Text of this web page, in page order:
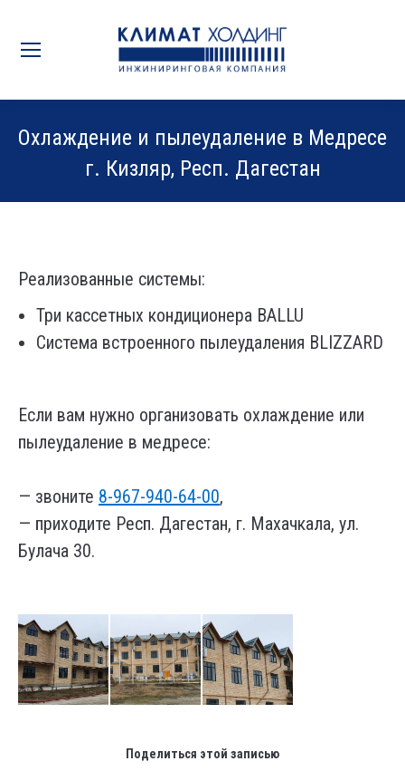
Охлаждение и пылеудаление в Медресе
г. Кизляр, Респ. Дагестан
Реализованные системы:
Три кассетных кондиционера BALLU
Система встроенного пылеудаления BLIZZARD
Если вам нужно организовать охлаждение или
пылеудаление в медресе:
— звоните 8-967-940-64-00,
— приходите Респ. Дагестан, г. Махачкала, ул.
Булача 30.
Поделиться этой записью